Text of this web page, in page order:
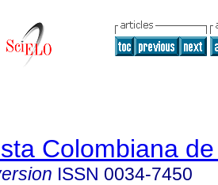
Colombiana
ISSN 0034-7450